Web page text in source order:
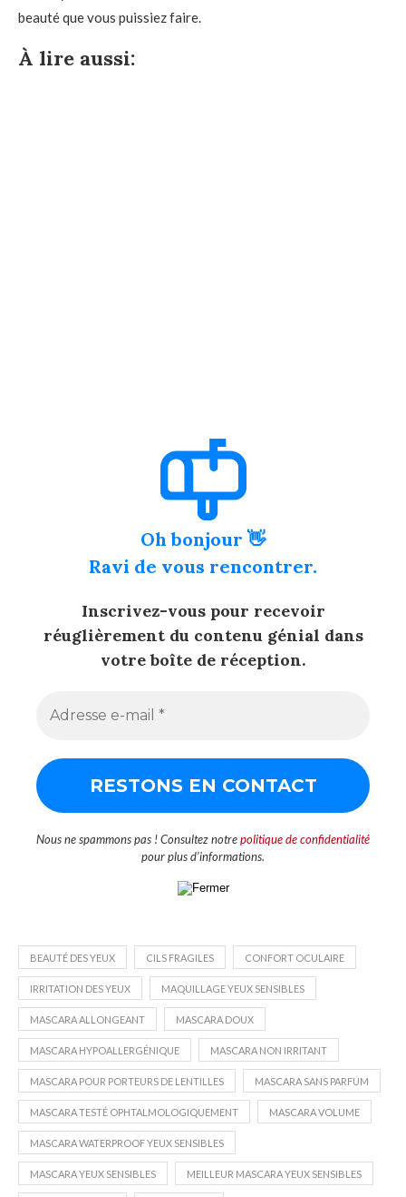
beauté que vous puissiez faire.
À lire aussi:
Oh bonjour 👋
Ravi de vous rencontrer.
Inscrivez-vous pour recevoir
réuglièrement du contenu génial dans
votre boîte de réception.
Nous ne spammons pas ! Consultez notrepolitique de confidentialité
pour plus d’informations.
BEAUTÉ DES YEUX CILS FRAGILES CONFORT OCULAIRE
IRRITATION DES YEUX MAQUILLAGE YEUX SENSIBLES
MASCARA ALLONGEANT MASCARA DOUX
MASCARA HYPOALLERGÉNIQUE MASCARA NON IRRITANT
MASCARA POUR PORTEURS DE LENTILLES MASCARA SANS PARFUM
MASCARA TESTÉ OPHTALMOLOGIQUEMENT MASCARA VOLUME
MASCARA WATERPROOF YEUX SENSIBLES
MASCARA YEUX SENSIBLES MEILLEUR MASCARA YEUX SENSIBLES